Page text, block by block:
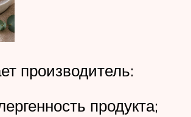
производитель:
продукта;